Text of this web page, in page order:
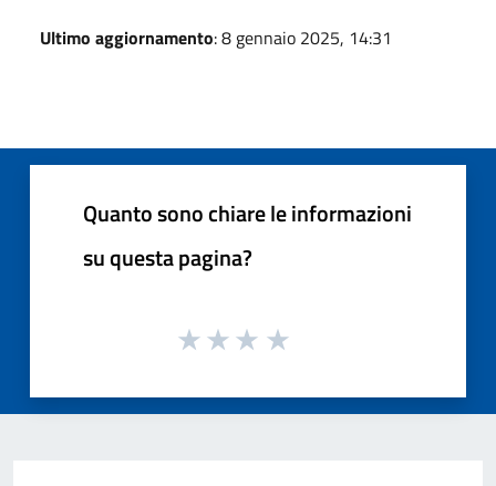
Ultimo aggiornamento: 8 gennaio 2025, 14:31
Quanto sono chiare le informazioni
su questa pagina?